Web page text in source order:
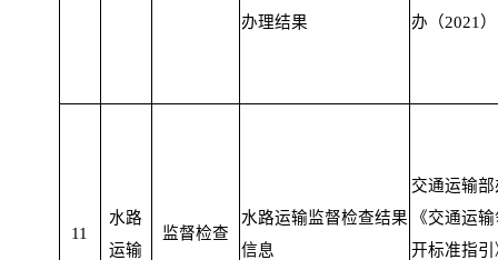
办理结果
办（2021
11
水路
运输
监督检查
水路运输监督检查结果
信息
交通运输
《交通运
开标准指